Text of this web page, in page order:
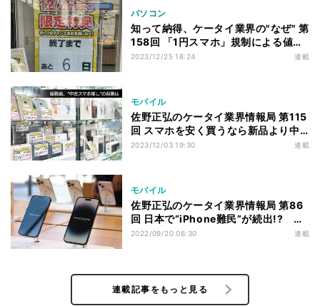
パソコン
知って納得、ケータイ業界の"なぜ" 第
158回 「1円スマホ」規制による値引
き厳格化で浮上する現場の窮状、総務
2023/12/25 18:24 連載
モバイル
佐野正弘のケータイ業界情報局 第115
回 スマホを安く買うなら新品より中
古!? 総務省が中古スマホに肩入れす
2023/12/03 19:30 連載
モバイル
佐野正弘のケータイ業界情報局 第86
回 日本で“iPhone難民”が続出!? 分
割払いに力を入れるアップルがもたら
2022/09/20 06:30 連載
連載記事をもっと見る